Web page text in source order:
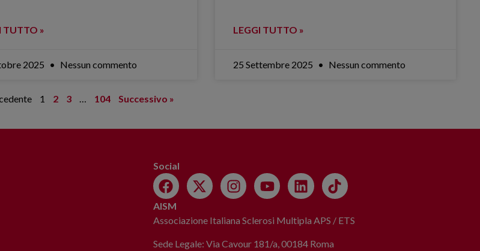
TUTTO »
2025 Nessun commento
LEGGI TUTTO »
25 Settembre 2025 Nessun commento
1 2 3 … 104 Successivo »
Social
AISM
Associazione Italiana Sclerosi Multipla APS / ETS
Sede Legale: Via Cavour 181/a, 00184 Roma